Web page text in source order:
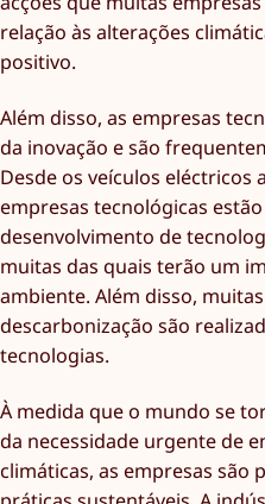
relação às alterações
positivo.
Além disso, as empresas
da inovação e são
Desde os veículos eléctricos
empresas tecnológicas
desenvolvimento de
muitas das quais terão um
ambiente. Além disso,
descarbonização são
tecnologias.
À medida que o mundo se
da necessidade urgente de
climáticas, as empresas são